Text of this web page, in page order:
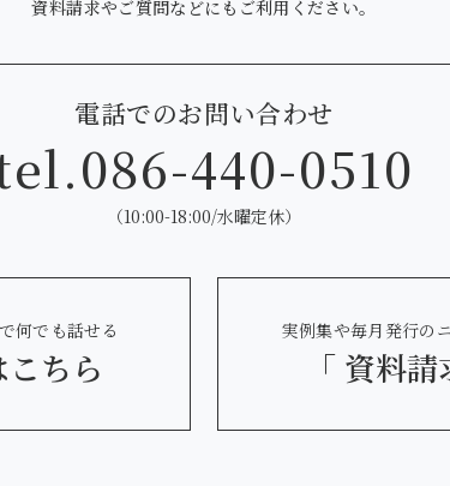
資料請求やご質問などにも ご利用ください。
電話でのお問い合わせ
086-440-0510
（10:00-18:00/水曜定休）
何でも話せる
こちら
実例集や毎月発行の
「 資料請